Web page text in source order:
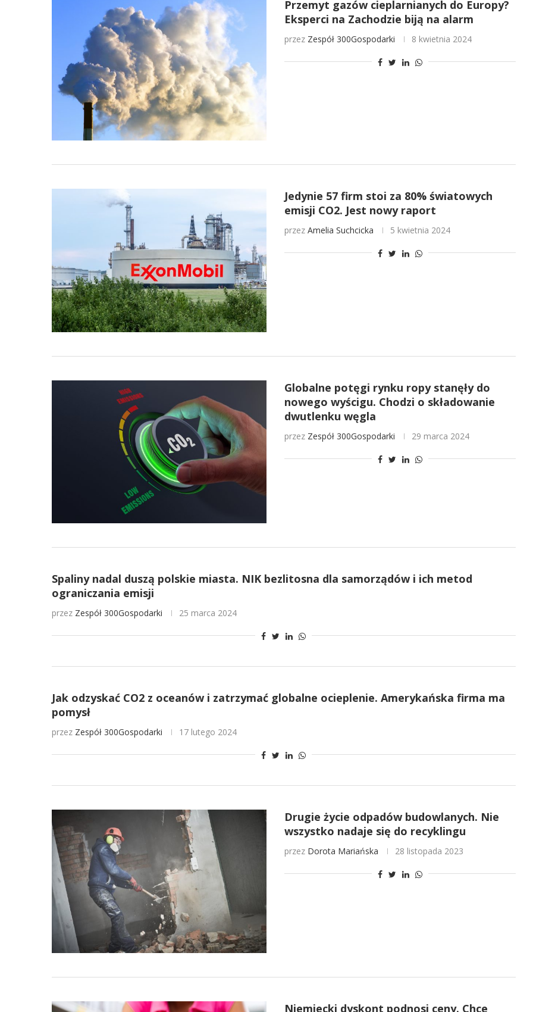
Przemyt gazów cieplarnianych do Europy?
Eksperci na Zachodzie biją na alarm
przez Zespół 300Gospodarki 8 kwietnia 2024
Jedynie 57 firm stoi za 80% światowych
emisji CO2. Jest nowy raport
przez Amelia Suchcicka 5 kwietnia 2024
Globalne potęgi rynku ropy stanęły do
nowego wyścigu. Chodzi o składowanie
dwutlenku węgla
przez Zespół 300Gospodarki 29 marca 2024
Spaliny nadal duszą polskie miasta. NIK bezlitosna dla samorządów i ich metod
ograniczania emisji
przez Zespół 300Gospodarki 25 marca 2024
Jak odzyskać CO2 z oceanów i zatrzymać globalne ocieplenie. Amerykańska firma ma
pomysł
przez Zespół 300Gospodarki 17 lutego 2024
Drugie życie odpadów budowlanych. Nie
wszystko nadaje się do recyklingu
przez Dorota Mariańska 28 listopada 2023
Niemiecki dyskont podnosi ceny. Chce